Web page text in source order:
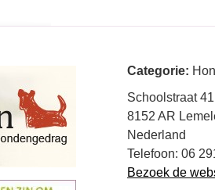
Categorie:
Schoolstraat 41
8152 AR
Nederland
Telefoon: 06
Bezoek de